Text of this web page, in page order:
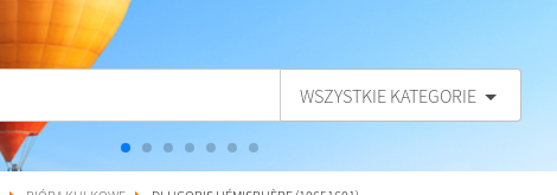
WSZYSTKIE KATEGORIE